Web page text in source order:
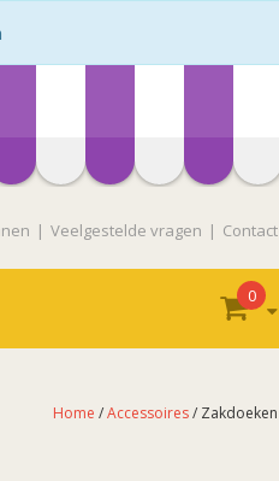
Veelgestelde vragen Contact
0
Home /Accessoires/ Zakdoeken